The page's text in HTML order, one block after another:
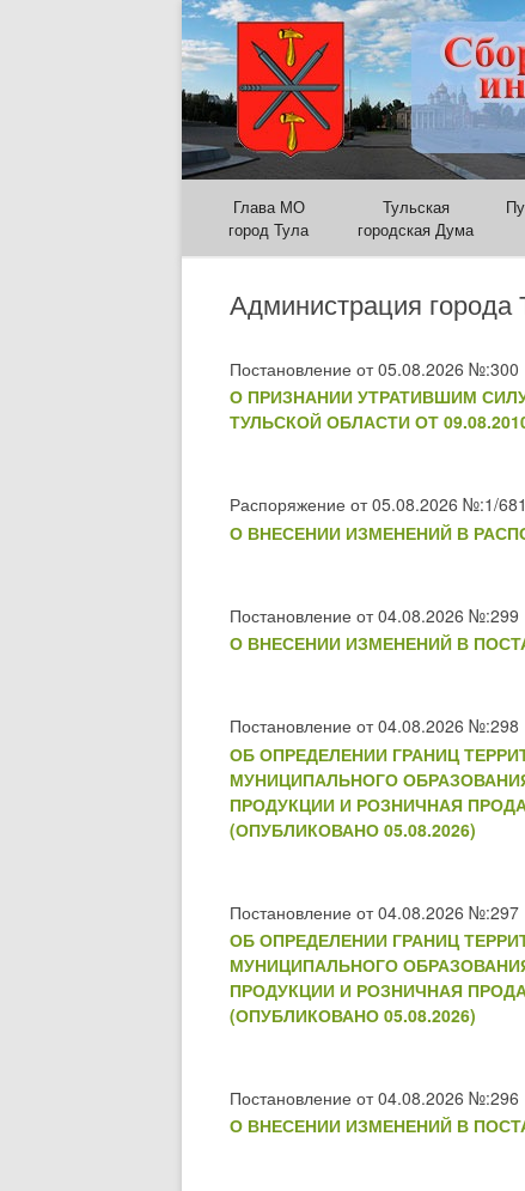
Глава МО
город Тула
Тульская
городская Дума
Администрация города
Постановление от 05.08.2026 №:300
О ПРИЗНАНИИ УТРАТИВШИМ
ТУЛЬСКОЙ ОБЛАСТИ ОТ
Распоряжение от 05.08.2026 №:1/
О ВНЕСЕНИИ ИЗМЕНЕНИЙ В
Постановление от 04.08.2026 №:299
О ВНЕСЕНИИ ИЗМЕНЕНИЙ В
Постановление от 04.08.2026 №:298
ОБ ОПРЕДЕЛЕНИИ ГРАНИЦ
МУНИЦИПАЛЬНОГО
ПРОДУКЦИИ И РОЗНИЧНАЯ
(ОПУБЛИКОВАНО 05.08.2026)
Постановление от 04.08.2026 №:297
ОБ ОПРЕДЕЛЕНИИ ГРАНИЦ
МУНИЦИПАЛЬНОГО
ПРОДУКЦИИ И РОЗНИЧНАЯ
(ОПУБЛИКОВАНО 05.08.2026)
Постановление от 04.08.2026 №:296
О ВНЕСЕНИИ ИЗМЕНЕНИЙ В